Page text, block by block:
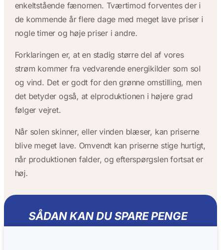
enkeltstående fænomen. Tværtimod forventes der i
de kommende år flere dage med meget lave priser i
nogle timer og høje priser i andre.
Forklaringen er, at en stadig større del af vores
strøm kommer fra vedvarende energikilder som sol
og vind. Det er godt for den grønne omstilling, men
det betyder også, at elproduktionen i højere grad
følger vejret.
Når solen skinner, eller vinden blæser, kan priserne
blive meget lave. Omvendt kan priserne stige hurtigt,
når produktionen falder, og efterspørgslen fortsat er
høj.
SÅDAN KAN DU SPARE PENGE